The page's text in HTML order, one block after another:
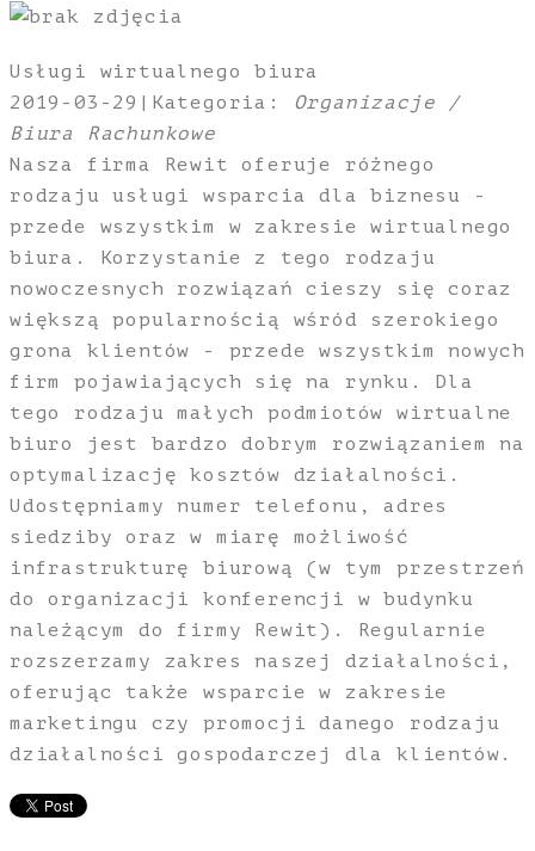
Usługi wirtualnego biura
2019-03-29 | Kategoria: Organizacje /
Biura Rachunkowe
Nasza firma Rewit oferuje różnego
rodzaju usługi wsparcia dla biznesu -
przede wszystkim w zakresie wirtualnego
biura. Korzystanie z tego rodzaju
nowoczesnych rozwiązań cieszy się coraz
większą popularnością wśród szerokiego
grona klientów - przede wszystkim nowych
firm pojawiających się na rynku. Dla
tego rodzaju małych podmiotów wirtualne
biuro jest bardzo dobrym rozwiązaniem na
optymalizację kosztów działalności.
Udostępniamy numer telefonu, adres
siedziby oraz w miarę możliwość
infrastrukturę biurową (w tym przestrzeń
do organizacji konferencji w budynku
należącym do firmy Rewit). Regularnie
rozszerzamy zakres naszej działalności,
oferując także wsparcie w zakresie
marketingu czy promocji danego rodzaju
działalności gospodarczej dla klientów.